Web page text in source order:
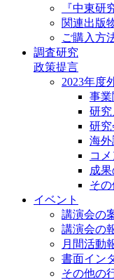
『中東研
関連出版
ご購入方
調査研究
政策提言
2023年度
事業
研究
研
海
コ
成
そ
イベント
講演会の
講演会の
月間活動
書面イン
その他の